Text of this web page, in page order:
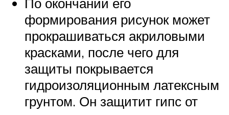
формирования рисунок может
прокрашиваться акриловыми
красками, после чего для
защиты покрывается
гидроизоляционным латексным
грунтом. Он защитит гипс от